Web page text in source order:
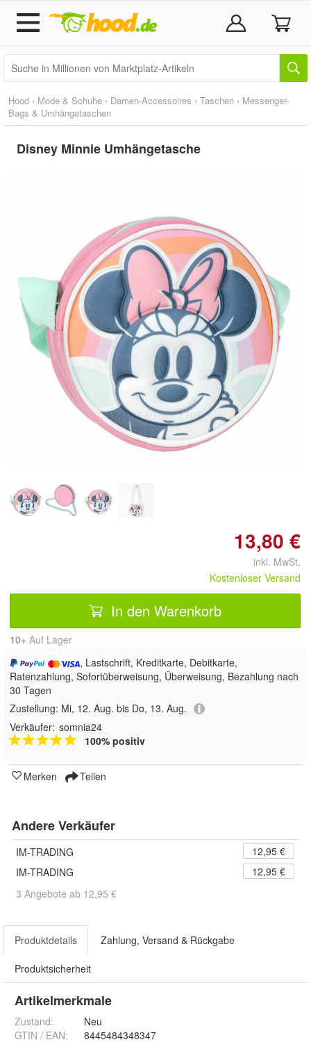
Hood › Mode & Schuhe › Damen-Accessoires › Taschen › Messenger-
Bags & Umhängetaschen
Disney Minnie Umhängetasche
Doppelt antippen zum
vergrößern
13,80 €
inkl. MwSt.
Kostenloser Versand
In den Warenkorb
10+ Auf Lager
, Lastschrift, Kreditkarte, Debitkarte,
Ratenzahlung, Sofortüberweisung, Überweisung, Bezahlung nach
30 Tagen
Zustellung: Mi, 12. Aug. bis Do, 13. Aug.
Verkäufer: somnia24
100% positiv
Merken Teilen
Andere Verkäufer
IM-TRADING
12,95 €
IM-TRADING
12,95 €
3 Angebote ab 12,95 €
Produktdetails Zahlung, Versand & Rückgabe
Produktsicherheit
Artikelmerkmale
Zustand:
Neu
GTIN / EAN:
8445484348347